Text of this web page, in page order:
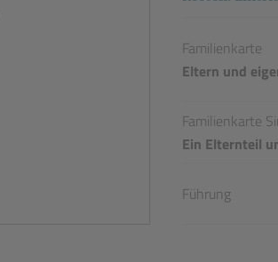
Familienkarte
Eltern und
Familienkarte
Ein Elternteil
Führung